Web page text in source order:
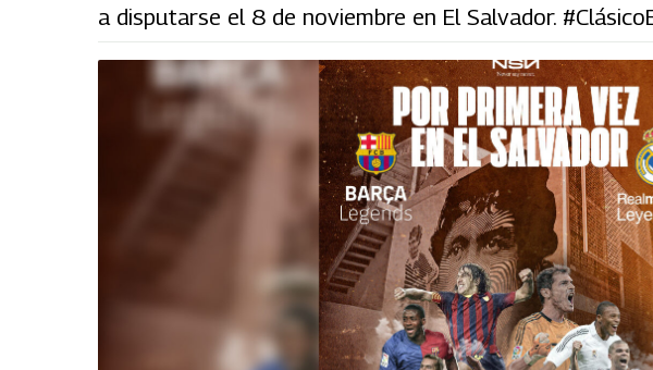
a disputarse el 8 de noviembre en El Salvador.